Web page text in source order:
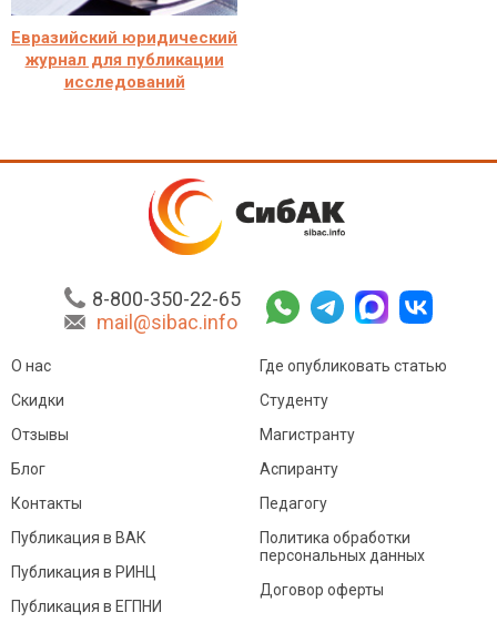
Евразийский юридический
журнал для публикации
исследований
8-800-350-22-65
mail@sibac.info
О нас
Скидки
Отзывы
Блог
Контакты
Где опубликовать статью
Студенту
Магистранту
Аспиранту
Педагогу
Публикация в ВАК
Публикация в РИНЦ
Публикация в ЕГПНИ
Политика обработки
персональных данных
Договор оферты